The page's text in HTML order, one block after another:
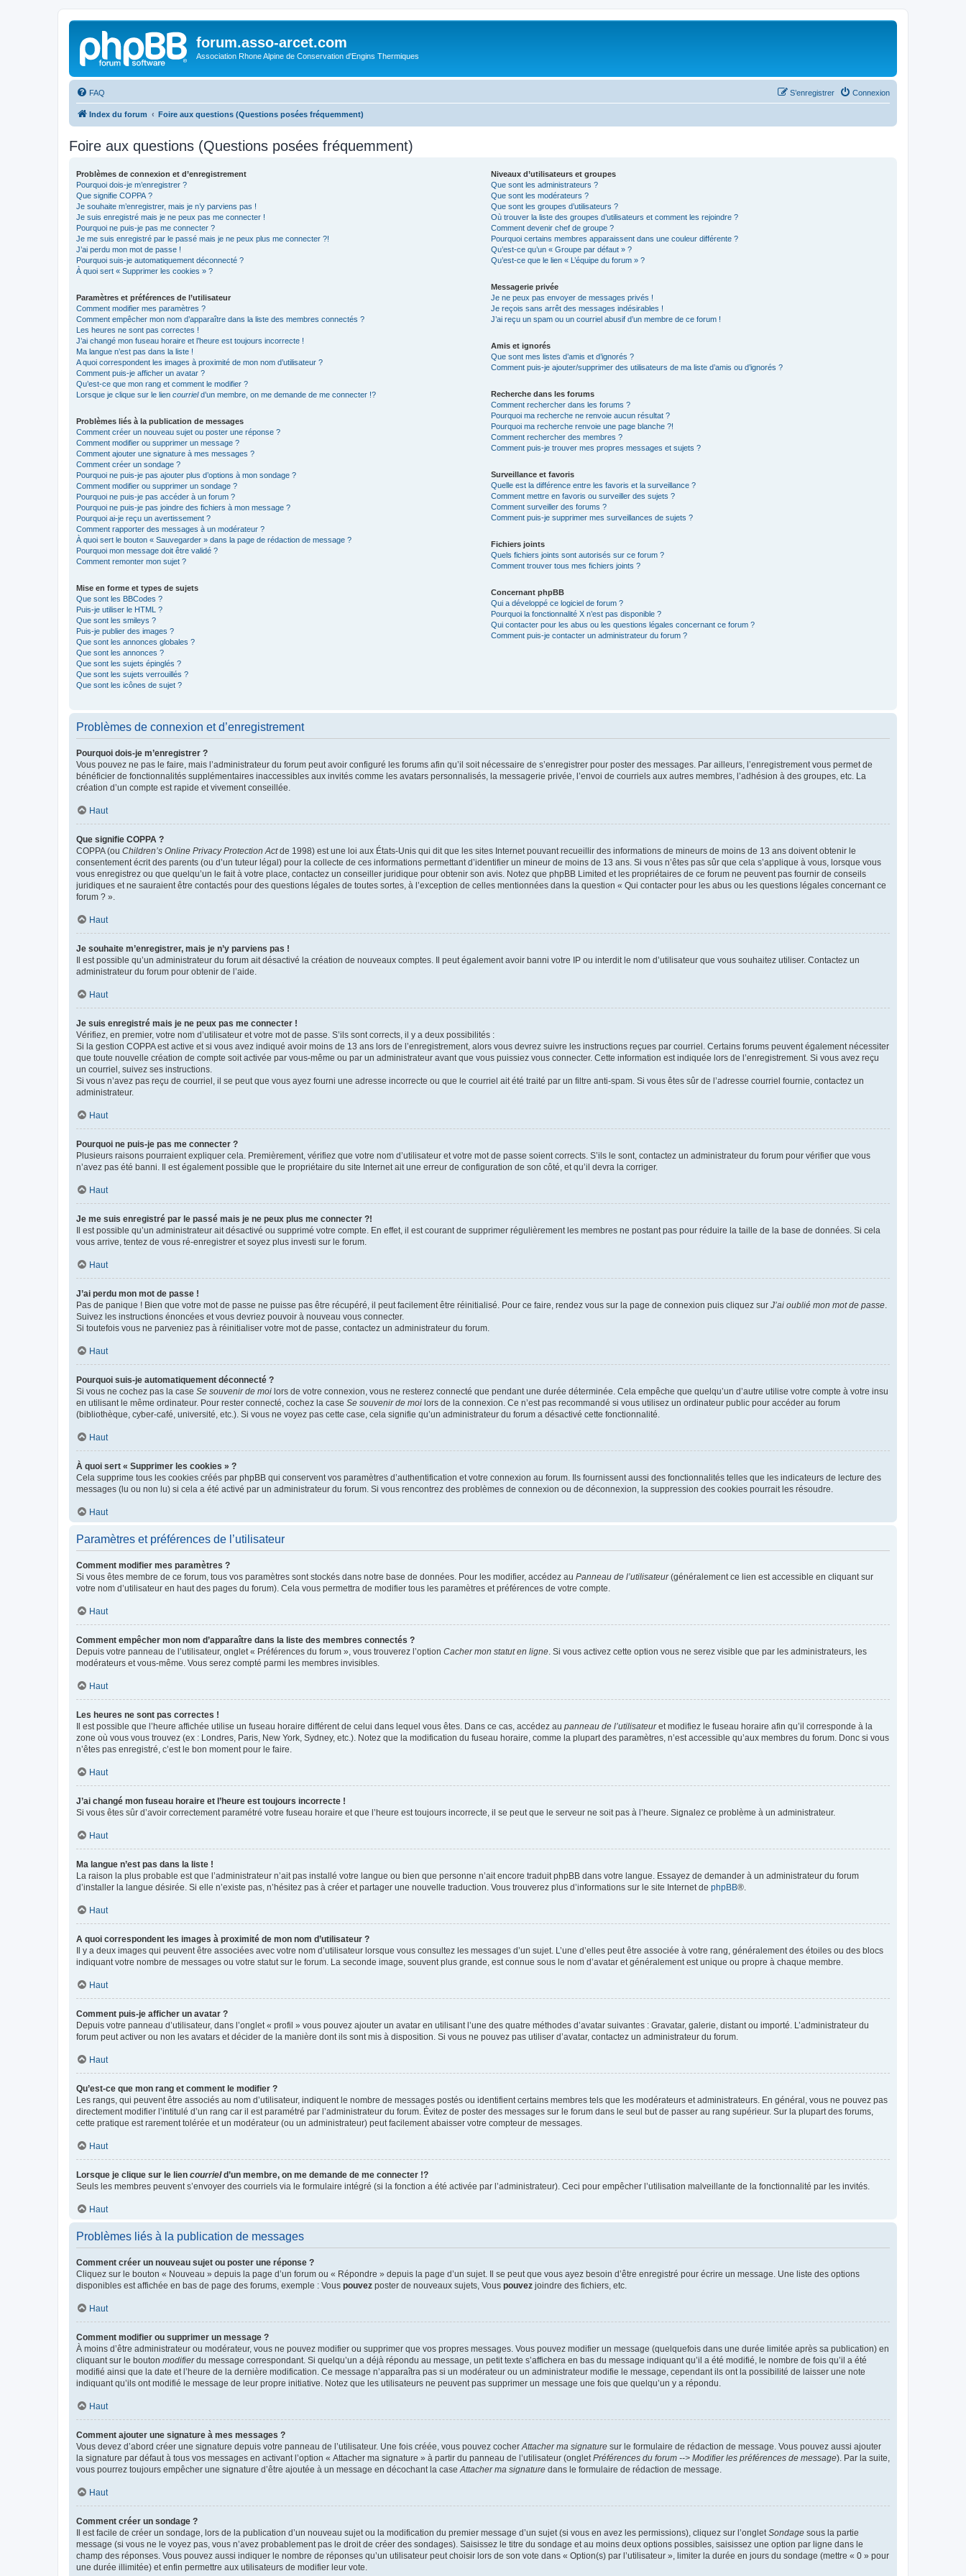
forum.asso-arcet.com
Association Rhone Alpine de Conservation d'Engins Thermiques
FAQ Connexion
S’enregistrer
Index du forum Foire aux questions (Questions posées fréquemment)
Foire aux questions (Questions posées fréquemment)
Problèmes de connexion et d’enregistrement
Pourquoi dois-je m’enregistrer ?
Que signifie COPPA ?
Je souhaite m’enregistrer, mais je n’y parviens pas !
Je suis enregistré mais je ne peux pas me connecter !
Pourquoi ne puis-je pas me connecter ?
Je me suis enregistré par le passé mais je ne peux plus me connecter ?!
J’ai perdu mon mot de passe !
Pourquoi suis-je automatiquement déconnecté ?
À quoi sert « Supprimer les cookies » ?
Paramètres et préférences de l’utilisateur
Comment modifier mes paramètres ?
Comment empêcher mon nom d’apparaître dans la liste des membres connectés ?
Les heures ne sont pas correctes !
J’ai changé mon fuseau horaire et l’heure est toujours incorrecte !
Ma langue n’est pas dans la liste !
A quoi correspondent les images à proximité de mon nom d’utilisateur ?
Comment puis-je afficher un avatar ?
Qu’est-ce que mon rang et comment le modifier ?
Lorsque je clique sur le lien courrield’un membre, on me demande de me connecter !?
Problèmes liés à la publication de messages
Comment créer un nouveau sujet ou poster une réponse ?
Comment modifier ou supprimer un message ?
Comment ajouter une signature à mes messages ?
Comment créer un sondage ?
Pourquoi ne puis-je pas ajouter plus d’options à mon sondage ?
Comment modifier ou supprimer un sondage ?
Pourquoi ne puis-je pas accéder à un forum ?
Pourquoi ne puis-je pas joindre des fichiers à mon message ?
Pourquoi ai-je reçu un avertissement ?
Comment rapporter des messages à un modérateur ?
À quoi sert le bouton « Sauvegarder » dans la page de rédaction de message ?
Pourquoi mon message doit être validé ?
Comment remonter mon sujet ?
Mise en forme et types de sujets
Que sont les BBCodes ?
Puis-je utiliser le HTML ?
Que sont les smileys ?
Puis-je publier des images ?
Que sont les annonces globales ?
Que sont les annonces ?
Que sont les sujets épinglés ?
Que sont les sujets verrouillés ?
Que sont les icônes de sujet ?
Niveaux d’utilisateurs et groupes
Que sont les administrateurs ?
Que sont les modérateurs ?
Que sont les groupes d’utilisateurs ?
Où trouver la liste des groupes d’utilisateurs et comment les rejoindre ?
Comment devenir chef de groupe ?
Pourquoi certains membres apparaissent dans une couleur différente ?
Qu’est-ce qu’un « Groupe par défaut » ?
Qu’est-ce que le lien « L’équipe du forum » ?
Messagerie privée
Je ne peux pas envoyer de messages privés !
Je reçois sans arrêt des messages indésirables !
J’ai reçu un spam ou un courriel abusif d’un membre de ce forum !
Amis et ignorés
Que sont mes listes d’amis et d’ignorés ?
Comment puis-je ajouter/supprimer des utilisateurs de ma liste d’amis ou d’ignorés ?
Recherche dans les forums
Comment rechercher dans les forums ?
Pourquoi ma recherche ne renvoie aucun résultat ?
Pourquoi ma recherche renvoie une page blanche ?!
Comment rechercher des membres ?
Comment puis-je trouver mes propres messages et sujets ?
Surveillance et favoris
Quelle est la différence entre les favoris et la surveillance ?
Comment mettre en favoris ou surveiller des sujets ?
Comment surveiller des forums ?
Comment puis-je supprimer mes surveillances de sujets ?
Fichiers joints
Quels fichiers joints sont autorisés sur ce forum ?
Comment trouver tous mes fichiers joints ?
Concernant phpBB
Qui a développé ce logiciel de forum ?
Pourquoi la fonctionnalité X n’est pas disponible ?
Qui contacter pour les abus ou les questions légales concernant ce forum ?
Comment puis-je contacter un administrateur du forum ?
Problèmes de connexion et d’enregistrement
Pourquoi dois-je m’enregistrer ?
Vous pouvez ne pas le faire, mais l’administrateur du forum peut avoir configuré les forums afin qu’il soit nécessaire de s’enregistrer pour poster des messages. Par ailleurs, l’enregistrement vous permet de
bénéficier de fonctionnalités supplémentaires inaccessibles aux invités comme les avatars personnalisés, la messagerie privée, l’envoi de courriels aux autres membres, l’adhésion à des groupes, etc. La
création d’un compte est rapide et vivement conseillée.
Haut
Que signifie COPPA ?
COPPA (ou Children’s Online Privacy Protection Actde 1998) est une loi aux États-Unis qui dit que les sites Internet pouvant recueillir des informations de mineurs de moins de 13 ans doivent obtenir le
consentement écrit des parents (ou d’un tuteur légal) pour la collecte de ces informations permettant d’identifier un mineur de moins de 13 ans. Si vous n’êtes pas sûr que cela s’applique à vous, lorsque vous
vous enregistrez ou que quelqu’un le fait à votre place, contactez un conseiller juridique pour obtenir son avis. Notez que phpBB Limited et les propriétaires de ce forum ne peuvent pas fournir de conseils
juridiques et ne sauraient être contactés pour des questions légales de toutes sortes, à l’exception de celles mentionnées dans la question « Qui contacter pour les abus ou les questions légales concernant ce
forum ? ».
Haut
Je souhaite m’enregistrer, mais je n’y parviens pas !
Il est possible qu’un administrateur du forum ait désactivé la création de nouveaux comptes. Il peut également avoir banni votre IP ou interdit le nom d’utilisateur que vous souhaitez utiliser. Contactez un
administrateur du forum pour obtenir de l’aide.
Haut
Je suis enregistré mais je ne peux pas me connecter !
Vérifiez, en premier, votre nom d’utilisateur et votre mot de passe. S’ils sont corrects, il y a deux possibilités :
Si la gestion COPPA est active et si vous avez indiqué avoir moins de 13 ans lors de l’enregistrement, alors vous devrez suivre les instructions reçues par courriel. Certains forums peuvent également nécessiter
que toute nouvelle création de compte soit activée par vous-même ou par un administrateur avant que vous puissiez vous connecter. Cette information est indiquée lors de l’enregistrement. Si vous avez reçu
un courriel, suivez ses instructions.
Si vous n’avez pas reçu de courriel, il se peut que vous ayez fourni une adresse incorrecte ou que le courriel ait été traité par un filtre anti-spam. Si vous êtes sûr de l’adresse courriel fournie, contactez un
administrateur.
Haut
Pourquoi ne puis-je pas me connecter ?
Plusieurs raisons pourraient expliquer cela. Premièrement, vérifiez que votre nom d’utilisateur et votre mot de passe soient corrects. S’ils le sont, contactez un administrateur du forum pour vérifier que vous
n’avez pas été banni. Il est également possible que le propriétaire du site Internet ait une erreur de configuration de son côté, et qu’il devra la corriger.
Haut
Je me suis enregistré par le passé mais je ne peux plus me connecter ?!
Il est possible qu’un administrateur ait désactivé ou supprimé votre compte. En effet, il est courant de supprimer régulièrement les membres ne postant pas pour réduire la taille de la base de données. Si cela
vous arrive, tentez de vous ré-enregistrer et soyez plus investi sur le forum.
Haut
J’ai perdu mon mot de passe !
Pas de panique ! Bien que votre mot de passe ne puisse pas être récupéré, il peut facilement être réinitialisé. Pour ce faire, rendez vous sur la page de connexion puis cliquez sur J’ai oublié mon mot de passe
Suivez les instructions énoncées et vous devriez pouvoir à nouveau vous connecter.
Si toutefois vous ne parveniez pas à réinitialiser votre mot de passe, contactez un administrateur du forum.
Haut
Pourquoi suis-je automatiquement déconnecté ?
Si vous ne cochez pas la case Se souvenir de moi lors de votre connexion, vous ne resterez connecté que pendant une durée déterminée. Cela empêche que quelqu’un d’autre utilise votre compte à votre insu
en utilisant le même ordinateur. Pour rester connecté, cochez la case Se souvenir de moi lors de la connexion. Ce n’est pas recommandé si vous utilisez un ordinateur public pour accéder au forum
(bibliothèque, cyber-café, université, etc.). Si vous ne voyez pas cette case, cela signifie qu’un administrateur du forum a désactivé cette fonctionnalité.
Haut
À quoi sert « Supprimer les cookies » ?
Cela supprime tous les cookies créés par phpBB qui conservent vos paramètres d’authentification et votre connexion au forum. Ils fournissent aussi des fonctionnalités telles que les indicateurs de lecture des
messages (lu ou non lu) si cela a été activé par un administrateur du forum. Si vous rencontrez des problèmes de connexion ou de déconnexion, la suppression des cookies pourrait les résoudre.
Haut
Paramètres et préférences de l’utilisateur
Comment modifier mes paramètres ?
Si vous êtes membre de ce forum, tous vos paramètres sont stockés dans notre base de données. Pour les modifier, accédez au Panneau de l’utilisateur(généralement ce lien est accessible en cliquant sur
votre nom d’utilisateur en haut des pages du forum). Cela vous permettra de modifier tous les paramètres et préférences de votre compte.
Haut
Comment empêcher mon nom d’apparaître dans la liste des membres connectés ?
Depuis votre panneau de l’utilisateur, onglet « Préférences du forum », vous trouverez l’option Cacher mon statut en ligne . Si vous activez cette option vous ne serez visible que par les administrateurs, les
modérateurs et vous-même. Vous serez compté parmi les membres invisibles.
Haut
Les heures ne sont pas correctes !
Il est possible que l’heure affichée utilise un fuseau horaire différent de celui dans lequel vous êtes. Dans ce cas, accédez au panneau de l’utilisateuret modifiez le fuseau horaire afin qu’il corresponde à la
zone où vous vous trouvez (ex : Londres, Paris, New York, Sydney, etc.). Notez que la modification du fuseau horaire, comme la plupart des paramètres, n’est accessible qu’aux membres du forum. Donc si vous
n’êtes pas enregistré, c’est le bon moment pour le faire.
Haut
J’ai changé mon fuseau horaire et l’heure est toujours incorrecte !
Si vous êtes sûr d’avoir correctement paramétré votre fuseau horaire et que l’heure est toujours incorrecte, il se peut que le serveur ne soit pas à l’heure. Signalez ce problème à un administrateur.
Haut
Ma langue n’est pas dans la liste !
La raison la plus probable est que l’administrateur n’ait pas installé votre langue ou bien que personne n’ait encore traduit phpBB dans votre langue. Essayez de demander à un administrateur du forum
d’installer la langue désirée. Si elle n’existe pas, n’hésitez pas à créer et partager une nouvelle traduction. Vous trouverez plus d’informations sur le site Internet de phpBB®.
Haut
A quoi correspondent les images à proximité de mon nom d’utilisateur ?
Il y a deux images qui peuvent être associées avec votre nom d’utilisateur lorsque vous consultez les messages d’un sujet. L’une d’elles peut être associée à votre rang, généralement des étoiles ou des blocs
indiquant votre nombre de messages ou votre statut sur le forum. La seconde image, souvent plus grande, est connue sous le nom d’avatar et généralement est unique ou propre à chaque membre.
Haut
Comment puis-je afficher un avatar ?
Depuis votre panneau d’utilisateur, dans l’onglet « profil » vous pouvez ajouter un avatar en utilisant l’une des quatre méthodes d’avatar suivantes : Gravatar, galerie, distant ou importé. L’administrateur du
forum peut activer ou non les avatars et décider de la manière dont ils sont mis à disposition. Si vous ne pouvez pas utiliser d’avatar, contactez un administrateur du forum.
Haut
Qu’est-ce que mon rang et comment le modifier ?
Les rangs, qui peuvent être associés au nom d’utilisateur, indiquent le nombre de messages postés ou identifient certains membres tels que les modérateurs et administrateurs. En général, vous ne pouvez pas
directement modifier l’intitulé d’un rang car il est paramétré par l’administrateur du forum. Évitez de poster des messages sur le forum dans le seul but de passer au rang supérieur. Sur la plupart des forums,
cette pratique est rarement tolérée et un modérateur (ou un administrateur) peut facilement abaisser votre compteur de messages.
Haut
Lorsque je clique sur le lien courrield’un membre, on me demande de me connecter !?
Seuls les membres peuvent s’envoyer des courriels via le formulaire intégré (si la fonction a été activée par l’administrateur). Ceci pour empêcher l’utilisation malveillante de la fonctionnalité par les invités.
Haut
Problèmes liés à la publication de messages
Comment créer un nouveau sujet ou poster une réponse ?
Cliquez sur le bouton « Nouveau » depuis la page d’un forum ou « Répondre » depuis la page d’un sujet. Il se peut que vous ayez besoin d’être enregistré pour écrire un message. Une liste des options
disponibles est affichée en bas de page des forums, exemple : Vous pouvez poster de nouveaux sujets, Vous pouvez joindre des fichiers, etc.
Haut
Comment modifier ou supprimer un message ?
À moins d’être administrateur ou modérateur, vous ne pouvez modifier ou supprimer que vos propres messages. Vous pouvez modifier un message (quelquefois dans une durée limitée après sa publication) en
cliquant sur le bouton modifierdu message correspondant. Si quelqu’un a déjà répondu au message, un petit texte s’affichera en bas du message indiquant qu’il a été modifié, le nombre de fois qu’il a été
modifié ainsi que la date et l’heure de la dernière modification. Ce message n’apparaîtra pas si un modérateur ou un administrateur modifie le message, cependant ils ont la possibilité de laisser une note
indiquant qu’ils ont modifié le message de leur propre initiative. Notez que les utilisateurs ne peuvent pas supprimer un message une fois que quelqu’un y a répondu.
Haut
Comment ajouter une signature à mes messages ?
Vous devez d’abord créer une signature depuis votre panneau de l’utilisateur. Une fois créée, vous pouvez cocher Attacher ma signature sur le formulaire de rédaction de message. Vous pouvez aussi ajouter
la signature par défaut à tous vos messages en activant l’option « Attacher ma signature » à partir du panneau de l’utilisateur (onglet Préférences du forum --> Modifier les préférences de message). Par la suite,
vous pourrez toujours empêcher une signature d’être ajoutée à un message en décochant la case Attacher ma signature dans le formulaire de rédaction de message.
Haut
Comment créer un sondage ?
Il est facile de créer un sondage, lors de la publication d’un nouveau sujet ou la modification du premier message d’un sujet (si vous en avez les permissions), cliquez sur l’onglet Sondage sous la partie
message (si vous ne le voyez pas, vous n’avez probablement pas le droit de créer des sondages). Saisissez le titre du sondage et au moins deux options possibles, saisissez une option par ligne dans le
champ des réponses. Vous pouvez aussi indiquer le nombre de réponses qu’un utilisateur peut choisir lors de son vote dans « Option(s) par l’utilisateur », limiter la durée en jours du sondage (mettre « 0 » pour
une durée illimitée) et enfin permettre aux utilisateurs de modifier leur vote.